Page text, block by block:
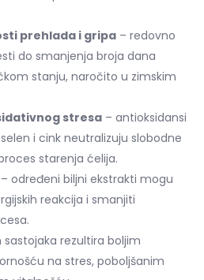
prehlada i gripa – redovno
do smanjenja broja dana
stanju, naročito u zimskim
stresa – antioksidansi
i cink neutralizuju slobodne
starenja ćelija.
– određeni biljni ekstrakti mogu
reakcija i smanjiti
rezultira boljim
na stres, poboljšanim